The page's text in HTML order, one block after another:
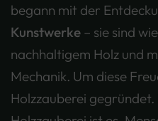
begann mit der
Kunstwerke – sie sind
nachhaltigem Holz und
Mechanik. Um diese
Holzzauberei